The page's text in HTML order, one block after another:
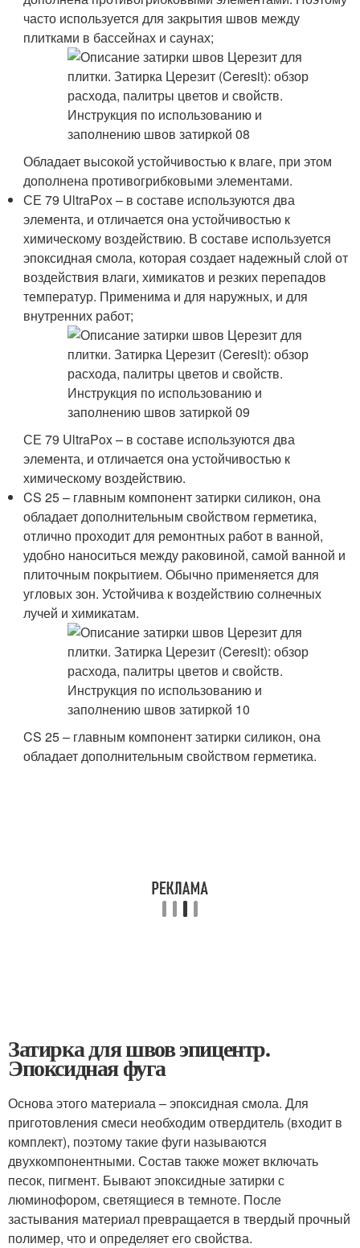
часто используется для закрытия швов между
плитками в бассейнах и саунах;
Обладает высокой устойчивостью к влаге, при этом
дополнена противогрибковыми элементами.
СЕ 79 UltraPox – в составе используются два
элемента, и отличается она устойчивостью к
химическому воздействию. В составе используется
эпоксидная смола, которая создает надежный слой от
воздействия влаги, химикатов и резких перепадов
температур. Применима и для наружных, и для
внутренних работ;
СЕ 79 UltraPox – в составе используются два
элемента, и отличается она устойчивостью к
химическому воздействию.
CS 25 – главным компонент затирки силикон, она
обладает дополнительным свойством герметика,
отлично проходит для ремонтных работ в ванной,
удобно наноситься между раковиной, самой ванной и
плиточным покрытием. Обычно применяется для
угловых зон. Устойчива к воздействию солнечных
лучей и химикатам.
CS 25 – главным компонент затирки силикон, она
обладает дополнительным свойством герметика.
Затирка для швов эпицентр.
Эпоксидная фуга
Основа этого материала – эпоксидная смола. Для
приготовления смеси необходим отвердитель (входит в
комплект), поэтому такие фуги называются
двухкомпонентными. Состав также может включать
песок, пигмент. Бывают эпоксидные затирки с
люминофором, светящиеся в темноте. После
застывания материал превращается в твердый прочный
полимер, что и определяет его свойства.